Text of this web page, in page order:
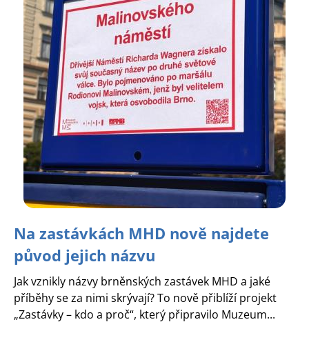
Na zastávkách MHD nově najdete
původ jejich názvu
Jak vznikly názvy brněnských zastávek MHD a jaké
příběhy se za nimi skrývají? To nově přiblíží projekt
„Zastávky – kdo a proč“, který připravilo Muzeum...